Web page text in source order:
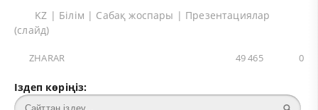
KZ | Білім | Сабақ жоспары | Презентациялар
(слайд)
ZHARAR 0
49 465
Іздеп көріңіз: